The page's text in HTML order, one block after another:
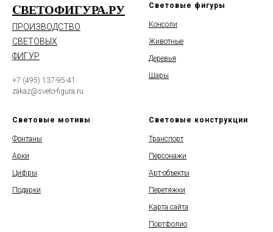
CВЕТОФИГУРА.РУ
ПРОИЗВОДСТВО
СВЕТОВЫХ
ФИГУР
+7 (495) 137-95-41
zakaz@sveto-figura.ru
Световые фигуры
Консоли
Животные
Деревья
Шары
Световые мотивы
Фонтаны
Арки
Цифры
Подарки
Световые конструкции
Транспорт
Персонажи
Арт-объекты
Перетяжки
Карта сайта
Портфолио